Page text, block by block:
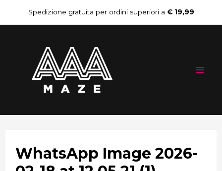
al
contenuto
Spedizione gratuita per ordini superiori a € 19,99
WhatsApp Image 2026-
Navigazione
articoli